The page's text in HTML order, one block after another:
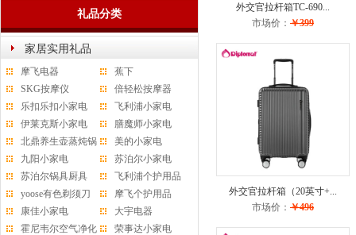
礼品分类
家居实用礼品
摩飞电器
蕉下
SKG按摩仪
倍轻松按摩器
乐扣乐扣小家电
飞利浦小家电
伊莱克斯小家电
膳魔师小家电
北鼎养生壶蒸炖锅
水杯
美的小家电
九阳小家电
苏泊尔小家电
苏泊尔锅具厨具
飞利浦个护用品
yoose有色剃须刀
摩飞个护用品
康佳小家电
大宇电器
霍尼韦尔空气净化
荣事达小家电
外交官拉杆箱TC-690...
市场价： ￥399
外交官拉杆箱（20英寸+...
市场价： ￥496